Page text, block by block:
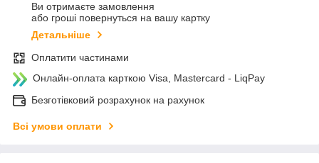
Ви отримаєте замовлення
або гроші повернуться на вашу картку
Детальніше
Оплатити частинами
Онлайн-оплата карткою Visa, Mastercard - LiqPay
Безготівковий розрахунок на рахунок
Всі умови оплати